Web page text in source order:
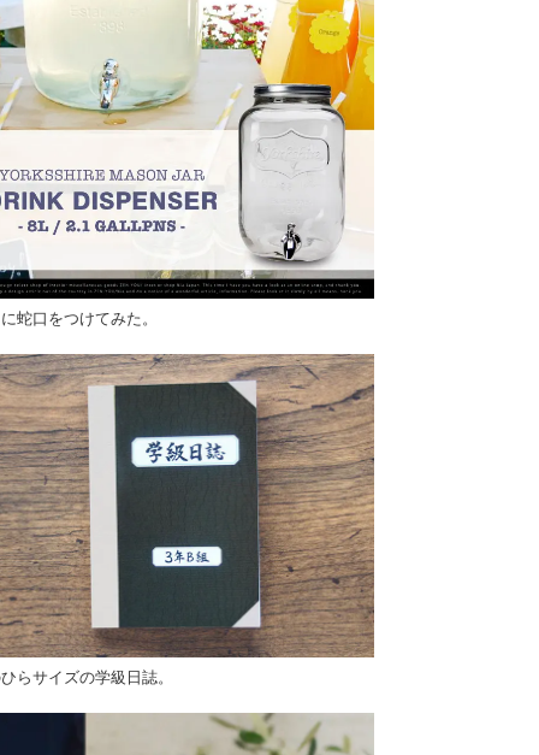
蛇口をつけてみた。
らサイズの学級日誌。